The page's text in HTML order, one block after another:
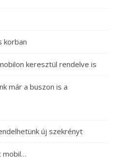
korban
keresztül rendelve is
már a buszon is a
új szekrényt
mobil…